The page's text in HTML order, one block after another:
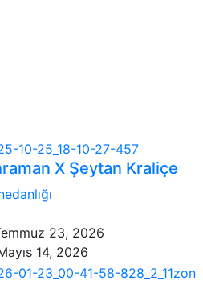
X Şeytan Kraliçe
23, 2026
14, 2026